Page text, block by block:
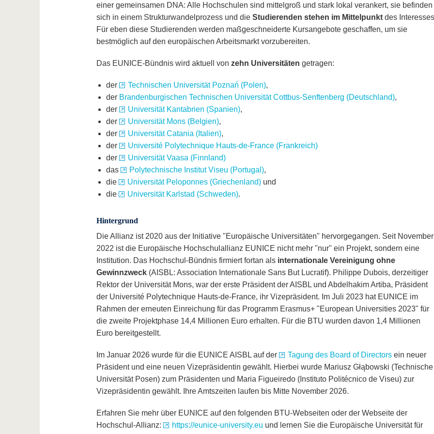
einer gemeinsamen DNA: Alle Hochschulen sind mittelgroß und stark lokal verankert, sie befinden
sich in einem Strukturwandelprozess und die Studierenden stehen im Mittelpunktdes
Für eben diese Studierenden werden maßgeschneiderte Kursangebote geschaffen, um sie
bestmöglich auf den europäischen Arbeitsmarkt vorzubereiten.
Das EUNICE-Bündnis wird aktuell von zehn Universitäten getragen:
der Technischen Universität Poznań (Polen),
der Brandenburgischen Technischen Universität Cottbus-Senftenberg (Deutschland),
der
Universität Kantabrien (Spanien),
der
Universität Mons (Belgien),
der
Universität Catania (Italien),
der
Université Polytechnique Hauts-de-France (Frankreich)
der
Universität Vaasa (Finnland)
das
Polytechnische Institut Viseu (Portugal),
die
Universität Peloponnes (Griechenland)und
die
Universität Karlstad (Schweden).
Hintergrund
Die Allianz ist 2020 aus der Initiative "Europäische Universitäten" hervorgegangen. Seit November
2022 ist die Europäische Hochschulallianz EUNICE nicht mehr "nur" ein Projekt, sondern eine
Institution. Das Hochschul-Bündnis firmiert fortan als internationale Vereinigung ohne
Gewinnzweck(AISBL: Association Internationale Sans But Lucratif). Philippe Dubois, derzeitiger
Rektor der Universität Mons, war der erste Präsident der AISBL und Abdelhakim Artiba, Präsident
der Université Polytechnique Hauts-de-France, ihr Vizepräsident. Im Juli 2023 hat EUNICE im
Rahmen der erneuten Einreichung für das Programm Erasmus+ "European Universities 2023" für
die zweite Projektphase 14,4 Millionen Euro erhalten. Für die BTU wurden davon 1,4 Millionen
Euro bereitgestellt.
Im Januar 2026 wurde für die EUNICE AISBL auf der Tagung des Board of Directorsein neuer
Präsident und eine neuen Vizepräsidentin gewählt. Hierbei wurde Mariusz Głąbowski (Technische
Universität Posen) zum Präsidenten und Maria Figueiredo (Instituto Politécnico de Viseu) zur
Vizepräsidentin gewählt. Ihre Amtszeiten laufen bis Mitte November 2026.
Erfahren Sie mehr über EUNICE auf den folgenden BTU-Webseiten oder der Webseite der
Hochschul-Allianz:
https://eunice-university.eu und lernen Sie die Europäische Universität für